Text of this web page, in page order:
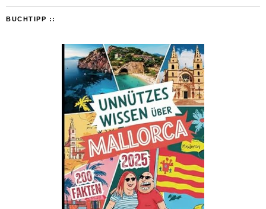
BUCHTIPP ::